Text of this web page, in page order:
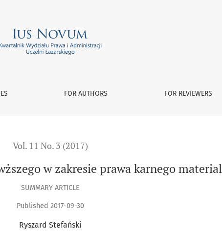
karnego materialnego za 2016 r.
FOR AUTHORS FOR REVIEWERS
Vol. 11 No. 3 (2017)
w zakresie prawa karnego
SUMMARY ARTICLE
Published 2017-09-30
Ryszard Stefański